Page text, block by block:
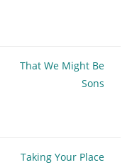
That We Might Be
Sons
Taking Your Place